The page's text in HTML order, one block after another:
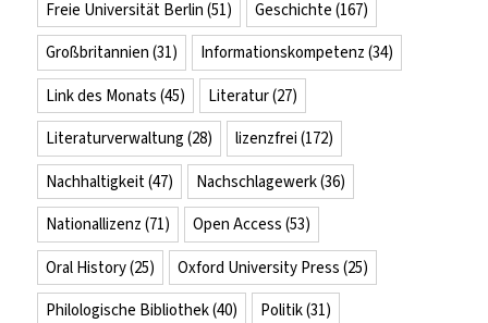
Freie Universität Berlin (51) Geschichte (167)
Großbritannien (31) Informationskompetenz (34)
Link des Monats (45) Literatur(27)
Literaturverwaltung (28) lizenzfrei (172)
Nachhaltigkeit(47) Nachschlagewerk(36)
Nationallizenz (71) Open Access (53)
Oral History(25) Oxford University Press (25)
Philologische Bibliothek(40) Politik(31)